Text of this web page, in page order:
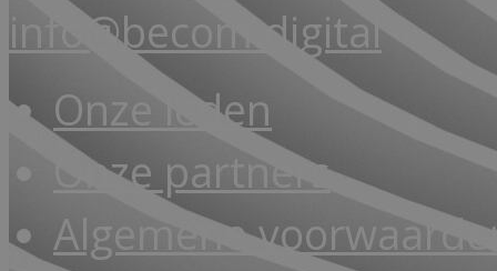
info@becom.digital
Onze leden
Onze partners
Algemene